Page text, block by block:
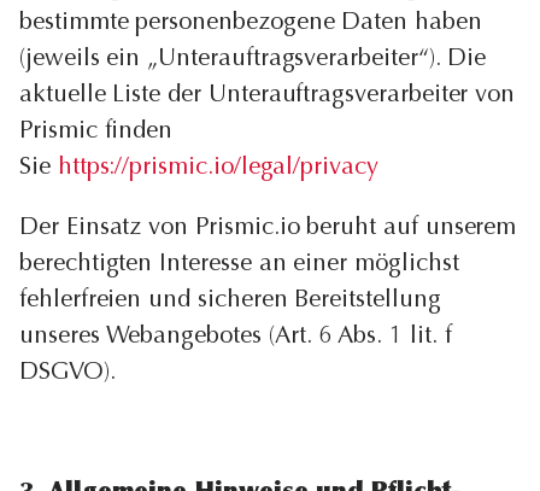
bestimmte personenbezogene Daten haben
(jeweils ein „Unterauftragsverarbeiter“). Die
aktuelle Liste der Unterauftragsverarbeiter von
Prismic finden
Sie https://prismic.io/legal/privacy
Der Einsatz von Prismic.io beruht auf unserem
berechtigten Interesse an einer möglichst
fehlerfreien und sicheren Bereitstellung
unseres Webangebotes (Art. 6 Abs. 1 lit. f
DSGVO).